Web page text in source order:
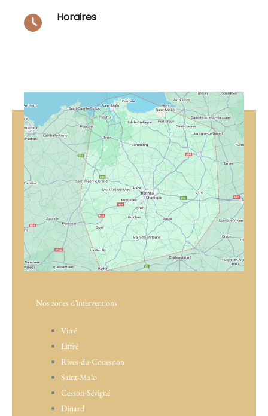
Horaires
Nos zones d’interventions
Vitré
Liffré
Rives-du-Couesnon
Saint-Malo
Cesson-Sévigné
Dinard